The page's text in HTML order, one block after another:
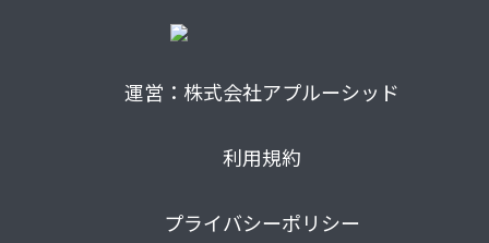
運営：株式会社アプルーシッド
利用規約
プライバシーポリシー